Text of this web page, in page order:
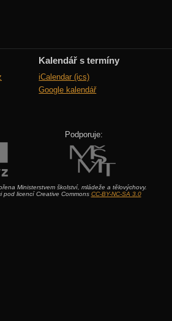
Kalendář s termíny
iCalendar (ics)
Google kalendář
Podporuje:
Ministerstvem školství, mládeže a tělovýchovy.
pod licencí Creative Commons CC-BY-NC-SA 3.0